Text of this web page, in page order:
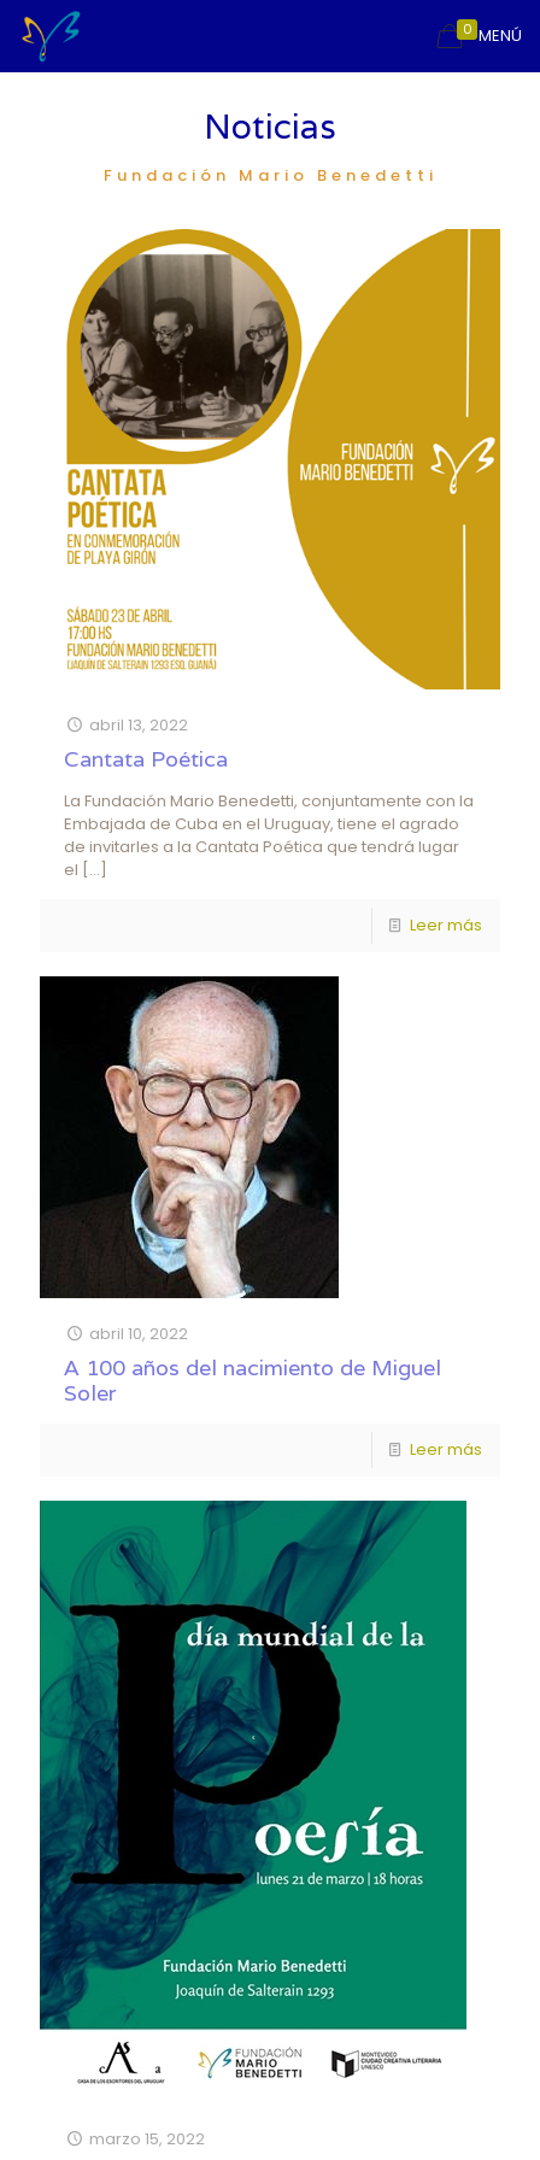
MENÚ
0
Noticias
Fundación Mario Benedetti
abril 13, 2022
Cantata Poética
La Fundación Mario Benedetti, conjuntamente con la
Embajada de Cuba en el Uruguay, tiene el agrado
de invitarles a la Cantata Poética que tendrá lugar
el […]
Leer más
abril 10, 2022
A 100 años del nacimiento de Miguel
Soler
Leer más
marzo 15, 2022